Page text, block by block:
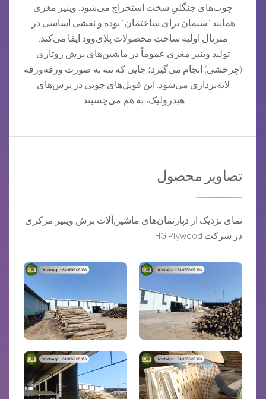
چوب‌های جنگلیِ سخت استخراج می‌شود. وینیر مغزی
همانند "سیمان برای ساختمان" بوده و نقشی اساسی در
متریال اولیه ساختِ محصولات پلای‌وود ایفا می‌کند.
تولید وینیر مغزی عموماً در ماشین‌های برش روتاری
(چرخشی) انجام می‌گیرد؛ جایی که تنه به صورت ورقه‌ورقه
لایه‌برداری می‌شود. این فویل‌های چوبی در پرس‌های
هیدرولیک، به هم می‌چسبند.
تصاویر محصول
نمای نزدیک از دپارتمان‌های ماشین‌آلات برش وینیر مرکزی
در شرکت HG Plywood.